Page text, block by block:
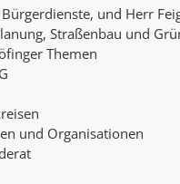
und Herr
Straßenbau und
Themen
und Organisationen